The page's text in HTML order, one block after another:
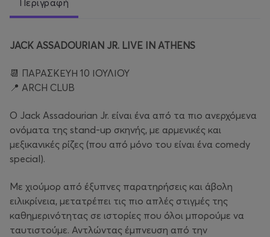
Περιγραφή
JACK ASSADOURIAN JR. LIVE IN ATHENS
📆 ΠΑΡΑΣΚΕΥΗ 10 ΙΟΥΛΙΟΥ
📍 ARCH CLUB
Ο Jack Assadourian Jr. είναι ένα από τα πιο ανερχόμενα
ονόματα της stand-up σκηνής, με αρμενικές και
μεξικανικές ρίζες (που από μόνο του είναι ένα comedy
special).
Με χιούμορ από έξυπνες παρατηρήσεις και άβολη
ειλικρίνεια, μετατρέπει τις πιο απλές στιγμές της
καθημερινότητας σε ιστορίες που όλοι μπορούμε να
ταυτιστούμε. Αντλώντας έμπνευση από την